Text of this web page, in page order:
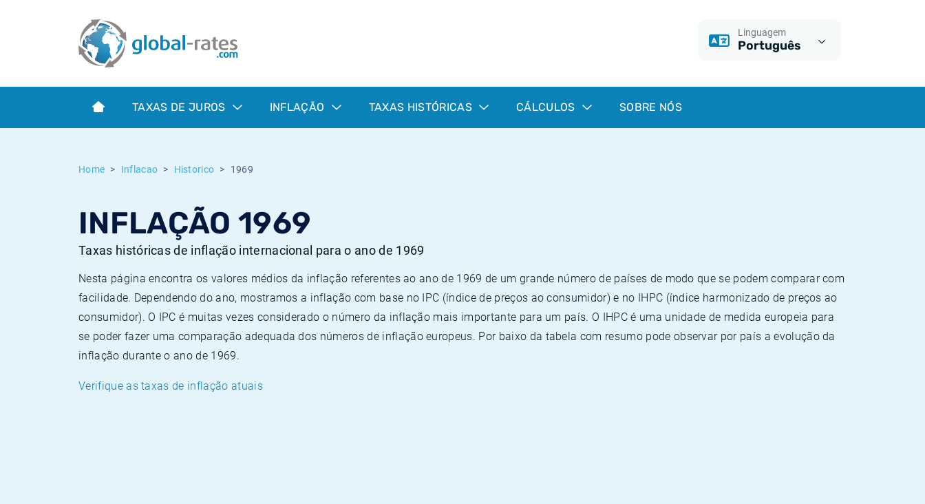
Linguagem
Português
TAXAS DE JUROS INFLAÇÃO TAXAS HISTÓRICAS CÁLCULOS SOBRE NÓS
Home Inflacao Historico 1969
INFLAÇÃO 1969
Taxas históricas de inflação internacional para o ano de 1969
Nesta página encontra os valores médios da inflação referentes ao ano de 1969 de um grande número de países de modo que se podem comparar com
facilidade. Dependendo do ano, mostramos a inflação com base no IPC (índice de preços ao consumidor) e no IHPC (índice harmonizado de preços ao
consumidor). O IPC é muitas vezes considerado o número da inflação mais importante para um país. O IHPC é uma unidade de medida europeia para
se poder fazer uma comparação adequada dos números de inflação europeus. Por baixo da tabela com resumo pode observar por país a evolução da
inflação durante o ano de 1969.
Verifique as taxas de inflação atuais
Term SOFR
O que é a inflação do IPC?
O que é a inflação do IHPC?
Taxas Euribor históricas
Taxas ESTER históricas
Taxas de inflação históricas
Calculadora de inflação